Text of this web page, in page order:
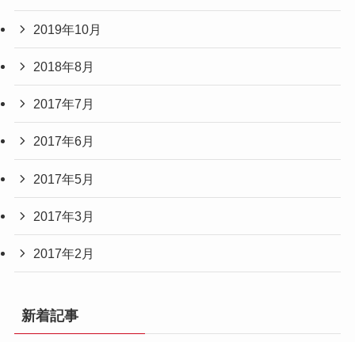
2019年10月
2018年8月
2017年7月
2017年6月
2017年5月
2017年3月
2017年2月
新着記事